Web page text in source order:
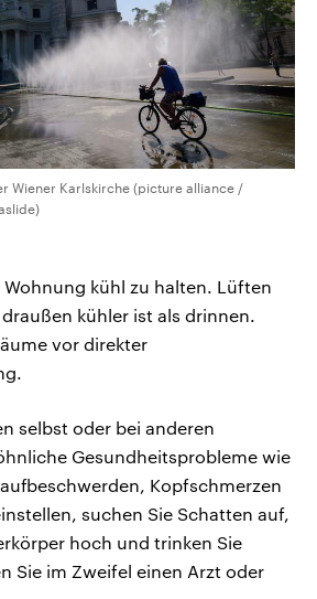
Wiener Karlskirche (picture alliance /
Wohnung kühl zu halten. Lüften
kühler ist als drinnen.
vor direkter
selbst oder bei anderen
Gesundheitsprobleme wie
Kopfschmerzen
suchen Sie Schatten auf,
hoch und trinken Sie
Sie im Zweifel einen Arzt oder